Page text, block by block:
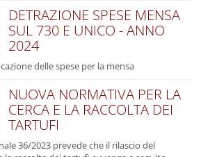
DETRAZIONE SPESE MENSA
SUL 730 E UNICO - ANNO
2024
delle spese per la mensa
NUOVA NORMATIVA PER LA
CERCA E LA RACCOLTA DEI
TARTUFI
36/2023 prevede che il rilascio del